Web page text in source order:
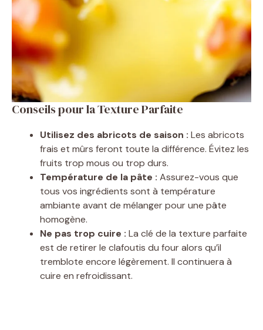
Conseils pour la Texture Parfaite
Utilisez des abricots de saison : Les abricots
frais et mûrs feront toute la différence. Évitez les
fruits trop mous ou trop durs.
Température de la pâte : Assurez-vous que
tous vos ingrédients sont à température
ambiante avant de mélanger pour une pâte
homogène.
Ne pas trop cuire : La clé de la texture parfaite
est de retirer le clafoutis du four alors qu’il
tremblote encore légèrement. Il continuera à
cuire en refroidissant.